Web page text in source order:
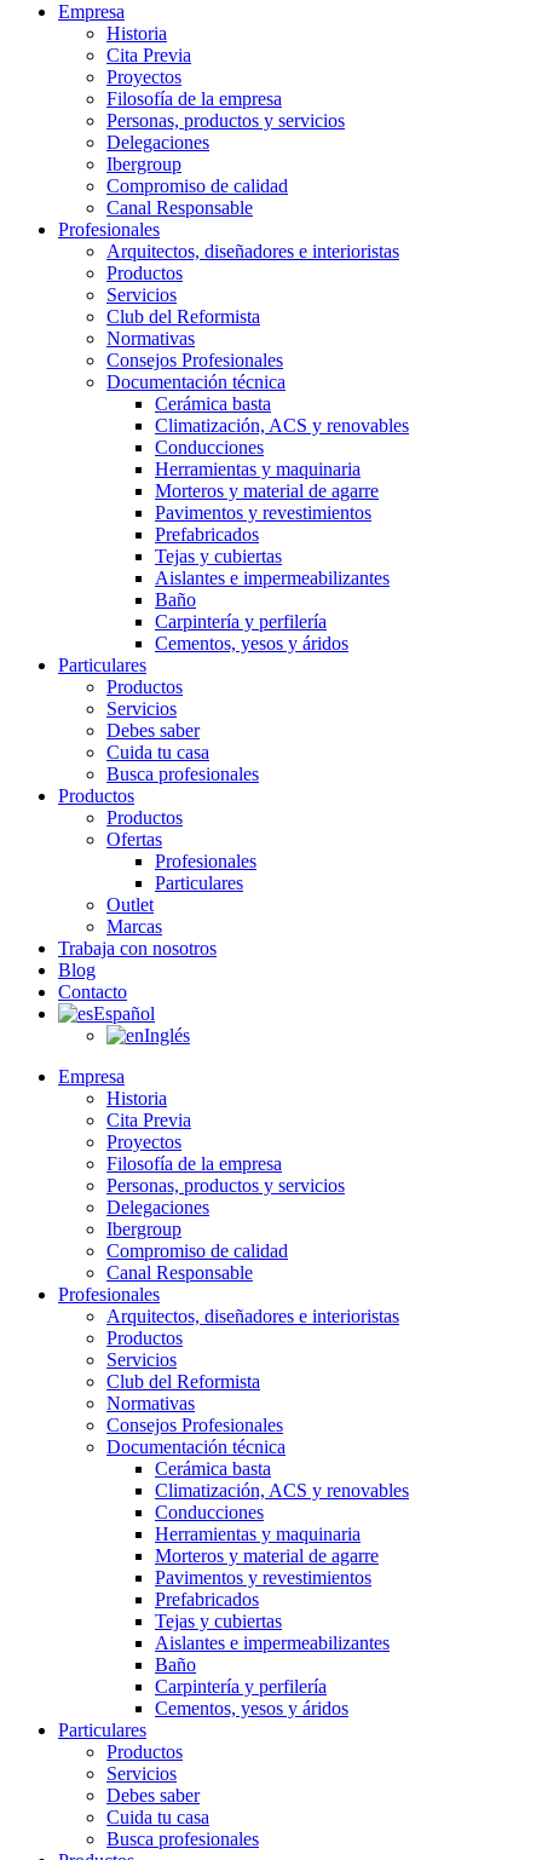
Empresa
Historia
Cita Previa
Proyectos
Filosofía de la empresa
Personas, productos y servicios
Delegaciones
Ibergroup
Compromiso de calidad
Canal Responsable
Profesionales
Arquitectos, diseñadores e interioristas
Productos
Servicios
Club del Reformista
Normativas
Consejos Profesionales
Documentación técnica
Cerámica basta
Climatización, ACS y renovables
Conducciones
Herramientas y maquinaria
Morteros y material de agarre
Pavimentos y revestimientos
Prefabricados
Tejas y cubiertas
Aislantes e impermeabilizantes
Baño
Carpintería y perfilería
Cementos, yesos y áridos
Particulares
Productos
Servicios
Debes saber
Cuida tu casa
Busca profesionales
Productos
Productos
Ofertas
Profesionales
Particulares
Outlet
Marcas
Trabaja con nosotros
Blog
Contacto
Español
Inglés
Empresa
Historia
Cita Previa
Proyectos
Filosofía de la empresa
Personas, productos y servicios
Delegaciones
Ibergroup
Compromiso de calidad
Canal Responsable
Profesionales
Arquitectos, diseñadores e interioristas
Productos
Servicios
Club del Reformista
Normativas
Consejos Profesionales
Documentación técnica
Cerámica basta
Climatización, ACS y renovables
Conducciones
Herramientas y maquinaria
Morteros y material de agarre
Pavimentos y revestimientos
Prefabricados
Tejas y cubiertas
Aislantes e impermeabilizantes
Baño
Carpintería y perfilería
Cementos, yesos y áridos
Particulares
Productos
Servicios
Debes saber
Cuida tu casa
Busca profesionales